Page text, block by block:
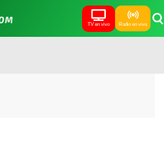
TV en vivo Radio en vivo